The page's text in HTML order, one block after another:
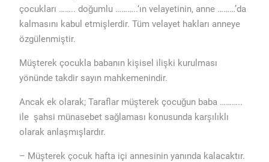
çocukları …….. doğumlu ………..‘ın velayetinin, anne ………’da
kalmasını kabul etmişlerdir. Tüm velayet hakları anneye
özgülenmiştir.
Müşterek çocukla babanın kişisel ilişki kurulması
yönünde takdir sayın mahkemenindir.
Ancak ek olarak; Taraflar müşterek çocuğun baba ………..
ile şahsi münasebet sağlaması konusunda karşılıklı
olarak anlaşmışlardır.
– Müşterek çocuk hafta içi annesinin yanında kalacaktır.